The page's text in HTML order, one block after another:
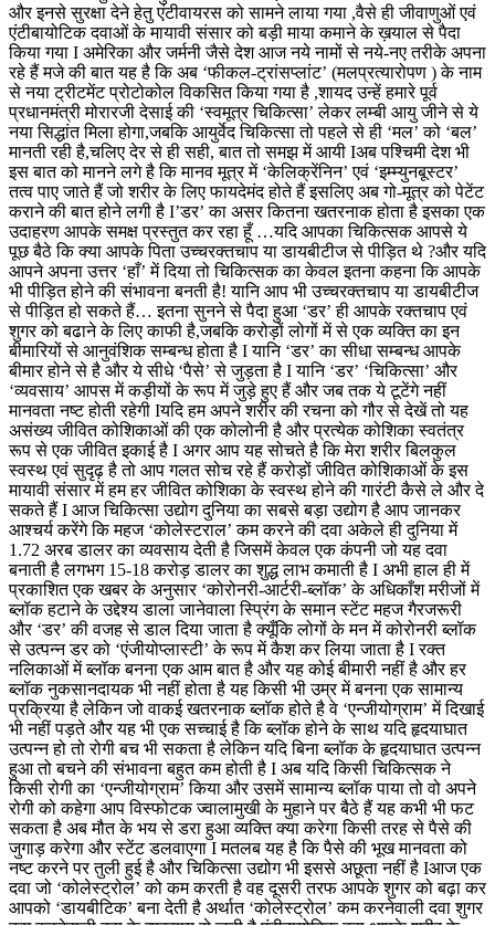
और इनसे सुरक्षा देने हेतु एंटीवायरस को सामने लाया गया ,वैसे ही जीवाणुओं एवं
एंटीबायोटिक दवाओं के मायावी संसार को बड़ी माया कमाने के ख़याल से पैदा
किया गया I अमेरिका और जर्मनी जैसे देश आज नये नामों से नये-नए तरीके अपना
रहे हैं मजे की बात यह है कि अब ‘फीकल-ट्रांसप्लांट’ (मलप्रत्यारोपण ) के नाम
से नया ट्रीटमेंट प्रोटोकोल विकसित किया गया है ,शायद उन्हें हमारे पूर्व
प्रधानमंत्री मोरारजी देसाई की ‘स्वमूत्र चिकित्सा’ लेकर लम्बी आयु जीने से ये
नया सिद्धांत मिला होगा,जबकि आयुर्वेद चिकित्सा तो पहले से ही ‘मल’ को ‘बल’
मानती रही है,चलिए देर से ही सही, बात तो समझ में आयी Iअब पश्चिमी देश भी
इस बात को मानने लगे है कि मानव मूत्र में ‘केलिक्रेंनिन’ एवं ‘इम्म्युनबूस्टर’
तत्व पाए जाते हैं जो शरीर के लिए फायदेमंद होते हैं इसलिए अब गो-मूत्र को पेटेंट
कराने की बात होने लगी है I’डर’ का असर कितना खतरनाक होता है इसका एक
उदाहरण आपके समक्ष प्रस्तुत कर रहा हूँ …यदि आपका चिकित्सक आपसे ये
पूछ बैठे कि क्या आपके पिता उच्चरक्तचाप या डायबीटीज से पीड़ित थे ?और यदि
आपने अपना उत्तर ‘हाँ’ में दिया तो चिकित्सक का केवल इतना कहना कि आपके
भी पीड़ित होने की संभावना बनती है! यानि आप भी उच्चरक्तचाप या डायबीटीज
से पीड़ित हो सकते हैं… इतना सुनने से पैदा हुआ ‘डर’ ही आपके रक्तचाप एवं
शुगर को बढाने के लिए काफी है,जबकि करोड़ों लोगों में से एक व्यक्ति का इन
बीमारियों से आनुवंशिक सम्बन्ध होता है I यानि ‘डर’ का सीधा सम्बन्ध आपके
बीमार होने से है और ये सीधे ‘पैसे’ से जुड़ता है I यानि ‘डर’ ‘चिकित्सा’ और
‘व्यवसाय’ आपस में कड़ीयों के रूप में जुड़े हुए हैं और जब तक ये टूटेंगे नहीं
मानवता नष्ट होती रहेगी Iयदि हम अपने शरीर की रचना को गौर से देखें तो यह
असंख्य जीवित कोशिकाओं की एक कोलोनी है और प्रत्येक कोशिका स्वतंत्र
रूप से एक जीवित इकाई है I अगर आप यह सोचते है कि मेरा शरीर बिलकुल
स्वस्थ एवं सुदृढ़ है तो आप गलत सोच रहे हैं करोड़ों जीवित कोशिकाओं के इस
मायावी संसार में हम हर जीवित कोशिका के स्वस्थ होने की गारंटी कैसे ले और दे
सकते हैं I आज चिकित्सा उद्योग दुनिया का सबसे बड़ा उद्योग है आप जानकर
आश्चर्य करेंगे कि महज ‘कोलेस्टराल’ कम करने की दवा अकेले ही दुनिया में
1.72 अरब डालर का व्यवसाय देती है जिसमें केवल एक कंपनी जो यह दवा
बनाती है लगभग 15-18 करोड़ डालर का शुद्ध लाभ कमाती है I अभी हाल ही में
प्रकाशित एक खबर के अनुसार ‘कोरोनरी-आर्टरी-ब्लॉक’ के अधिकाँश मरीजों में
ब्लॉक हटाने के उद्देश्य डाला जानेवाला स्प्रिंग के समान स्टेंट महज गैरजरूरी
और ‘डर’ की वजह से डाल दिया जाता है क्यूँकि लोगों के मन में कोरोनरी ब्लॉक
से उत्पन्न डर को ‘एंजीयोप्लास्टी’ के रूप में कैश कर लिया जाता है I रक्त
नलिकाओं में ब्लॉक बनना एक आम बात है और यह कोई बीमारी नहीं है और हर
ब्लॉक नुकसानदायक भी नहीं होता है यह किसी भी उम्र में बनना एक सामान्य
प्रक्रिया है लेकिन जो वाकई खतरनाक ब्लॉक होते है वे ‘एन्जीयोग्राम’ में दिखाई
भी नहीं पड़ते और यह भी एक सच्चाई है कि ब्लॉक होने के साथ यदि हृदयाघात
उत्पन्न हो तो रोगी बच भी सकता है लेकिन यदि बिना ब्लॉक के हृदयाघात उत्पन्न
हुआ तो बचने की संभावना बहुत कम होती है I अब यदि किसी चिकित्सक ने
किसी रोगी का ‘एन्जीयोग्राम’ किया और उसमें सामान्य ब्लॉक पाया तो वो अपने
रोगी को कहेगा आप विस्फोटक ज्वालामुखी के मुहाने पर बैठे हैं यह कभी भी फट
सकता है अब मौत के भय से डरा हुआ व्यक्ति क्या करेगा किसी तरह से पैसे की
जुगाड़ करेगा और स्टेंट डलवाएगा I मतलब यह है कि पैसे की भूख मानवता को
नष्ट करने पर तुली हुई है और चिकित्सा उद्योग भी इससे अछूता नहीं है Iआज एक
दवा जो ‘कोलेस्ट्रोल’ को कम करती है वह दूसरी तरफ आपके शुगर को बढ़ा कर
आपको ‘डायबीटिक’ बना देती है अर्थात ‘कोलेस्ट्रोल’ कम करनेवाली दवा शुगर